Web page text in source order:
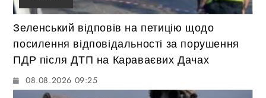
Зеленський відповів на петицію щодо
посилення відповідальності за порушення
ПДР після ДТП на Караваєвих Дачах
08.08.2026 09:25